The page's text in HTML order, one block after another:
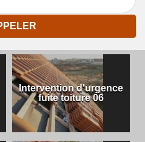
Intervention d'urgence
fuite toiture 06